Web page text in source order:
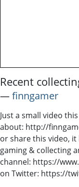
Recent
―finngamer
Just a small video
about: http://
or share this video,
gaming & collecting
channel: https://
on Twitter: https://